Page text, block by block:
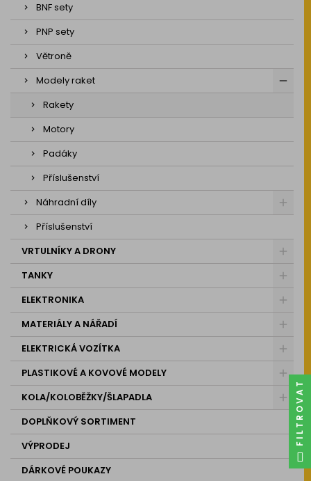
BNF sety
PNP sety
Větroně
Modely raket
Rakety
Motory
Padáky
Příslušenství
Náhradní díly
Příslušenství
VRTULNÍKY A DRONY
TANKY
ELEKTRONIKA
MATERIÁLY A NÁŘADÍ
ELEKTRICKÁ VOZÍTKA
PLASTIKOVÉ A KOVOVÉ MODELY
KOLA/KOLOBĚŽKY/ŠLAPADLA
DOPLŇKOVÝ SORTIMENT
VÝPRODEJ
DÁRKOVÉ POUKAZY
FILTROVAT